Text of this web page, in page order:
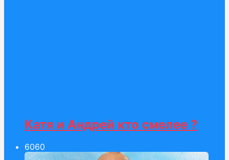
Катя и Андрей кто смелее ?
6060